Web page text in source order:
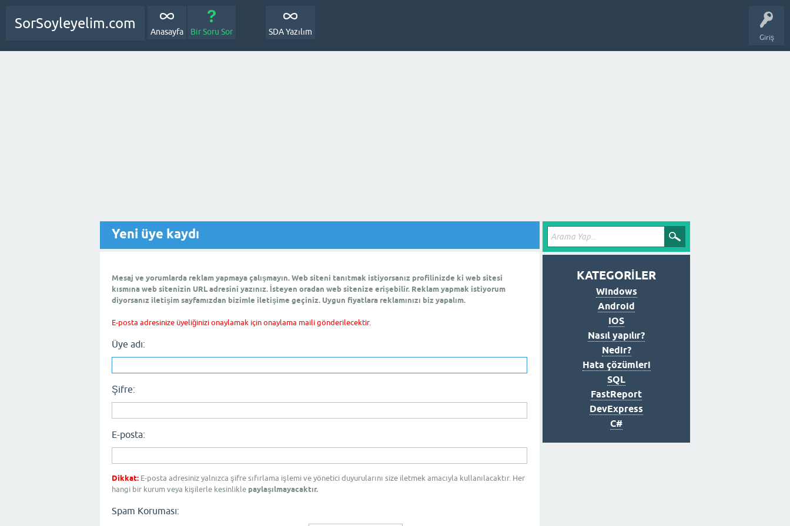
Giriş
SorSoyleyelim.com
Anasayfa Bir Soru Sor SDA Yazılım
Yeni üye kaydı
Mesaj ve yorumlarda reklam yapmaya çalışmayın. Web siteni tanıtmak istiyorsanız profilinizde ki web sitesi
kısmına web sitenizin URL adresini yazınız. İsteyen oradan web sitenize erişebilir. Reklam yapmak istiyorum
diyorsanız iletişim sayfamızdan bizimle iletişime geçiniz. Uygun fiyatlara reklamınızı biz yapalım.
E-posta adresinize üyeliğinizi onaylamak için onaylama maili gönderilecektir.
Üye adı:
Şifre:
E-posta:
Dikkat: E-posta adresiniz yalnızca şifre sıfırlama işlemi ve yönetici duyurularını size iletmek amacıyla kullanılacaktır. Her
hangi bir kurum veya kişilerle kesinlikle paylaşılmayacaktır.
Spam Koruması:
KATEGORİLER
Windows
Android
IOS
Nasıl yapılır?
Nedir?
Hata çözümleri
SQL
FastReport
DevExpress
C#